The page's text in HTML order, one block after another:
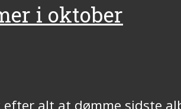
i oktober
alt at dømme sidste